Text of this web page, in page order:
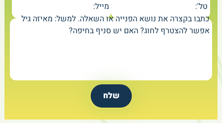
טל':
מייל:
כתבו בקצרה את נושא הפנייה או השאלה. למשל: מאיזה גיל
אפשר להצטרף לחוג? האם יש סניף בחיפה?